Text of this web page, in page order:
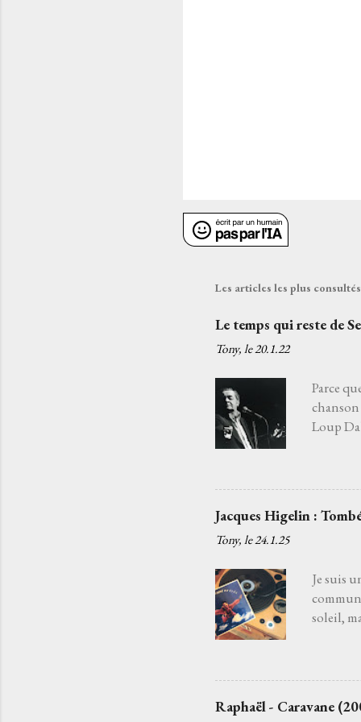
Les articles les plus
Le temps qui reste de
Tony, le20.1.22
Parce
Loup
j'aurais
Jacques Higelin :
Tony, le24.1.25
Je suis
soleil,
ancien
Raphaël - Caravane